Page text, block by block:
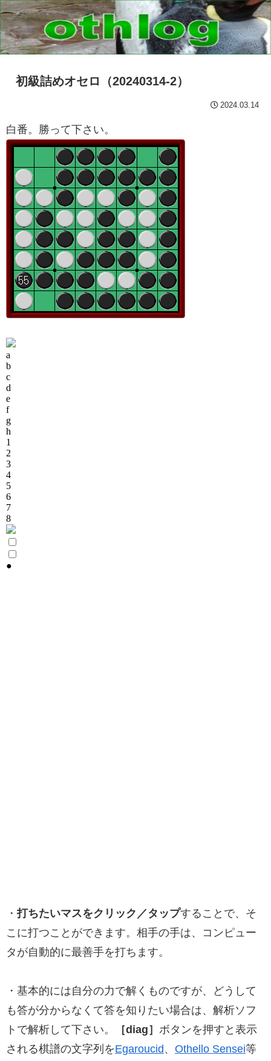
初級詰めオセロ（20240314-2）
2024.03.14
白番。勝って下さい。
・打ちたいマスをクリック／タップすることで、そ
こに打つことができます。相手の手は、コンピュー
タが自動的に最善手を打ちます。
・基本的には自分の力で解くものですが、どうして
も答が分からなくて答を知りたい場合は、解析ソフ
トで解析して下さい。
［diag］ ボタンを押すと表示
される棋譜の文字列をEgaroucid、 Othello Sensei等